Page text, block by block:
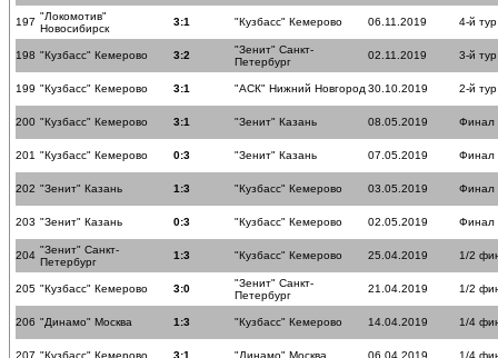
197 "Локомотив"
Новосибирск
3:1 "Кузбасс" Кемерово 06.11.2019 4-й тур
198 "Кузбасс" Кемерово 3:2
"Зенит" Санкт-
Петербург
02.11.2019 3-й тур
199 "Кузбасс" Кемерово 3:1 "АСК" Нижний Новгород 30.10.2019 2-й тур
200 "Кузбасс" Кемерово 3:1 "Зенит" Казань 08.05.2019 Финал
201 "Кузбасс" Кемерово 0:3 "Зенит" Казань 07.05.2019 Финал
202 "Зенит" Казань 1:3 "Кузбасс" Кемерово 03.05.2019 Финал
203 "Зенит" Казань 0:3 "Кузбасс" Кемерово 02.05.2019 Финал
204 "Зенит" Санкт-
Петербург
1:3 "Кузбасс" Кемерово 25.04.2019 1/2
205 "Кузбасс" Кемерово 3:0
"Зенит" Санкт-
Петербург
21.04.2019 1/2
206 "Динамо" Москва 1:3 "Кузбасс" Кемерово 14.04.2019 1/4
207 "Кузбасс" Кемерово 3:1 "Динамо" Москва 06.04.2019 1/4